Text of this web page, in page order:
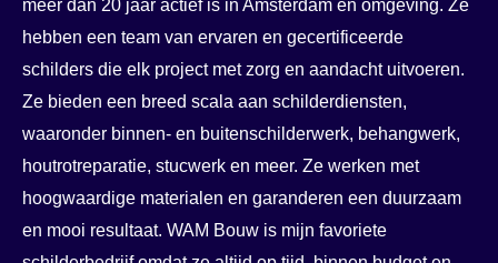
meer dan 20 jaar actief is in Amsterdam en omgeving. Ze
hebben een team van ervaren en gecertificeerde
schilders die elk project met zorg en aandacht uitvoeren.
Ze bieden een breed scala aan schilderdiensten,
waaronder binnen- en buitenschilderwerk, behangwerk,
houtrotreparatie, stucwerk en meer. Ze werken met
hoogwaardige materialen en garanderen een duurzaam
en mooi resultaat. WAM Bouw is mijn favoriete